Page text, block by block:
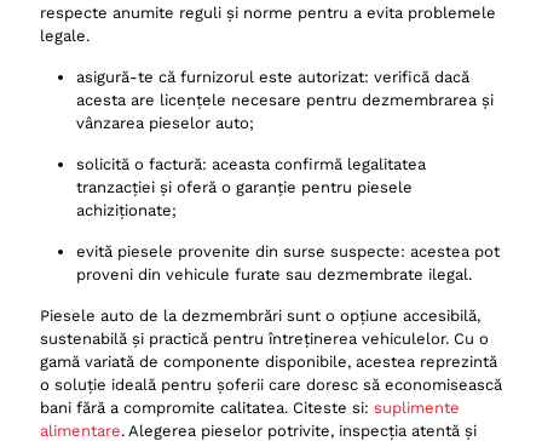
respecte anumite reguli și norme pentru a evita problemele
legale.
asigură-te că furnizorul este autorizat: verifică dacă
acesta are licențele necesare pentru dezmembrarea și
vânzarea pieselor auto;
solicită o factură: aceasta confirmă legalitatea
tranzacției și oferă o garanție pentru piesele
achiziționate;
evită piesele provenite din surse suspecte: acestea pot
proveni din vehicule furate sau dezmembrate ilegal.
Piesele auto de la dezmembrări sunt o opțiune accesibilă,
sustenabilă și practică pentru întreținerea vehiculelor. Cu o
gamă variată de componente disponibile, acestea reprezintă
o soluție ideală pentru șoferii care doresc să economisească
bani fără a compromite calitatea. Citeste si: suplimente
alimentare. Alegerea pieselor potrivite, inspecția atentă și